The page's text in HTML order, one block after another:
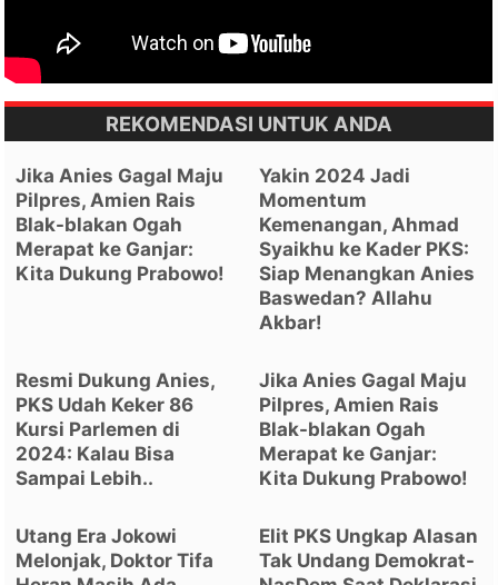
REKOMENDASI UNTUK ANDA
Jika Anies Gagal Maju
Pilpres, Amien Rais
Blak-blakan Ogah
Merapat ke Ganjar:
Kita Dukung Prabowo!
Yakin 2024 Jadi
Momentum
Kemenangan, Ahmad
Syaikhu ke Kader PKS:
Siap Menangkan Anies
Baswedan? Allahu
Akbar!
Resmi Dukung Anies,
PKS Udah Keker 86
Kursi Parlemen di
2024: Kalau Bisa
Sampai Lebih..
Jika Anies Gagal Maju
Pilpres, Amien Rais
Blak-blakan Ogah
Merapat ke Ganjar:
Kita Dukung Prabowo!
Utang Era Jokowi
Melonjak, Doktor Tifa
Elit PKS Ungkap Alasan
Tak Undang Demokrat-